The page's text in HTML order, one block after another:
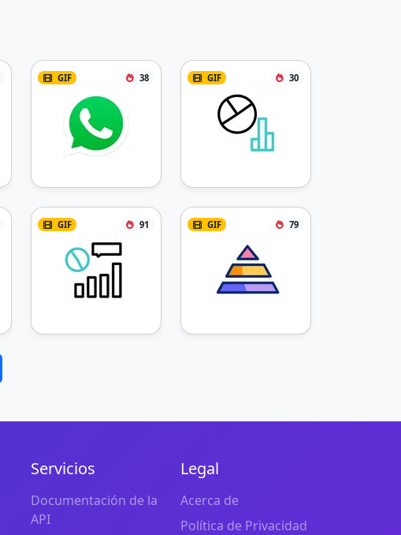
GIF 38 GIF 30
GIF 91 GIF 79
Servicios
Documentación de la
API
Legal
Acerca de
Política de Privacidad